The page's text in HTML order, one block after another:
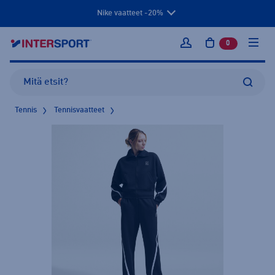
Nike vaatteet -20%
Kirjaudu sisään
0 tuotetta
Tennis Tennisvaatteet